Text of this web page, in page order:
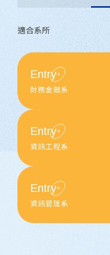
適合系所
Entry
財務金融系
Entry
資訊工程系
Entry
資訊管理系